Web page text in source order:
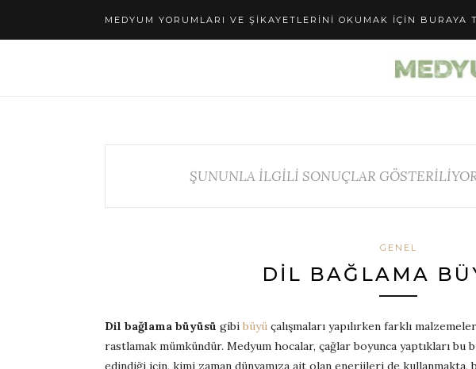
MEDYUM YORUMLARI VE ŞIKAYETLERINI OKUMAK IÇIN BURAYA
ŞUNUNLA İLGİLİ SONUÇLAR
GENEL
DIL BAĞLAMA
Dil bağlama büyüsü gibi büyü çalışmaları yapılırken farklı
rastlamak mümkündür. Medyum hocalar, çağlar boyunca yaptıkları bu
edindiği için, kimi zaman dünyamıza ait olan enerjileri de kullanmakta,